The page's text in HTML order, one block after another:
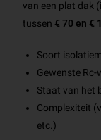
van een plat dak
tussen € 70 en €
Soort
Gewenste Rc-
Staat van het
Complexiteit
etc.)